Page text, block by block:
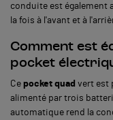
conduite est également
la fois à l'avant et à
Comment est
pocket
Ce pocket quad vert est
alimenté par trois
automatique rend la